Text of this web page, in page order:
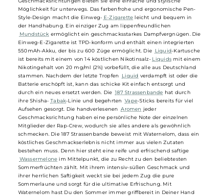
187 Strassenbande Einweg E-Zigarette -
Waternelom
Die187 Strassenbandehat mit ihren Shisha- Tabak-Kreationen und
Aromenbereits einen Namen in der Shisha-Szene gemacht und
nun auch im Dampfermarkt etabliert. Mit ihrer Einweg- E-Zigarette
im charakteristischen Strassenbande-Design und 14 köstlichen
Geschmacksrichtungen bieten sie eine einfache und stylische
Möglichkeit für unterwegs. Das farbenfrohe und ergonomische Pen-
Style-Design macht die Einweg- E-Zigarette leicht und bequem in
der Handhabung. Ein einziger Zug am lippenfreundlichen
Mundstückermöglicht ein geschmacksstarkes Dampfvergnügen.
Einweg-E-Zigarette ist TPD-konform und enthält einen integrierten
550mAh-Akku, der bis zu 600 Züge ermöglicht. Die Liquid
ist bereits mit einem von 14 köstlichen Nikotinsalz- Liquids mit
Nikotingehalt von 20 mg/ml (2%) vorbefüllt, die alle aus Deutschland
stammen. Nachdem der letzte Tropfen Liquidverdampft ist oder
Batterie erschöpft ist, kann das schicke Kit einfach entsorgt und
durch ein neues ersetzt werden. Die
187 Strassenbande
ihre Shisha- Tabak-Linie und begehrten Vape-Sticks bereits für viel
Aufsehen gesorgt. Die handverlesenen Aromenjeder